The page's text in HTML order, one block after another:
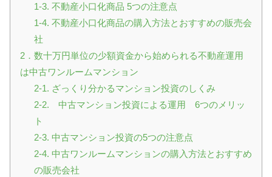
1-3. 不動産小口化商品 5つの注意点
1-4. 不動産小口化商品の購入方法とおすすめの販売会
社
2．数十万円単位の少額資金から始められる不動産運用
は中古ワンルームマンション
2-1. ざっくり分かるマンション投資のしくみ
2-2. 中古マンション投資による運用 6つのメリッ
ト
2-3. 中古マンション投資の5つの注意点
2-4. 中古ワンルームマンションの購入方法とおすすめ
の販売会社